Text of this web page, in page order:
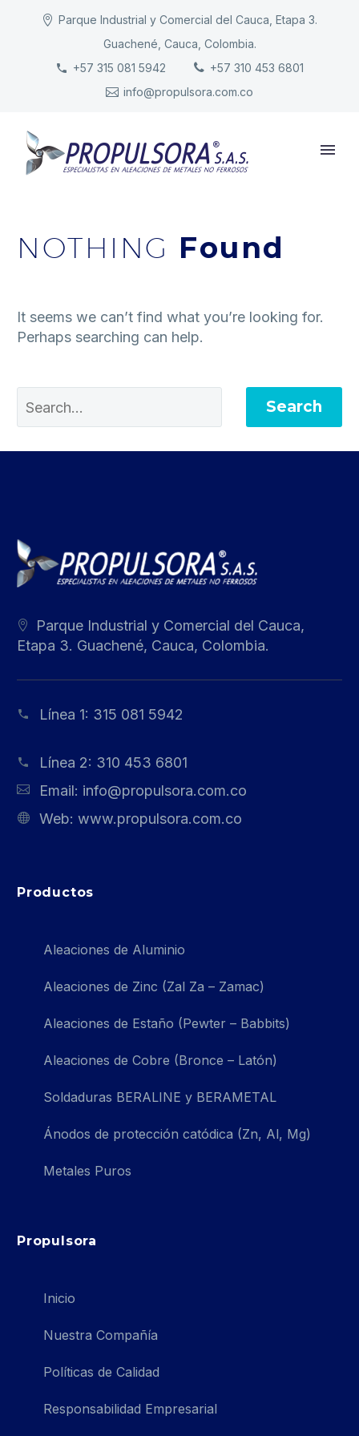
Parque Industrial y Comercial del Cauca, Etapa 3.
Guachené, Cauca, Colombia.
+57 315 081 5942
+57 310 453 6801
info@propulsora.com.co
INICIO
PRODUCTOS
NOTHING Found
It seems we can’t find what you’re looking for.
Perhaps searching can help.
Search
Parque Industrial y Comercial del Cauca,
Etapa 3. Guachené, Cauca, Colombia.
Línea 1: 315 081 5942
Línea 2: 310 453 6801
Email: info@propulsora.com.co
Web: www.propulsora.com.co
Productos
Aleaciones de Aluminio
Aleaciones de Zinc (Zal Za – Zamac)
Aleaciones de Estaño (Pewter – Babbits)
Aleaciones de Cobre (Bronce – Latón)
Soldaduras BERALINE y BERAMETAL
Ánodos de protección catódica (Zn, Al, Mg)
Metales Puros
Propulsora
Inicio
Nuestra Compañía
Políticas de Calidad
Responsabilidad Empresarial